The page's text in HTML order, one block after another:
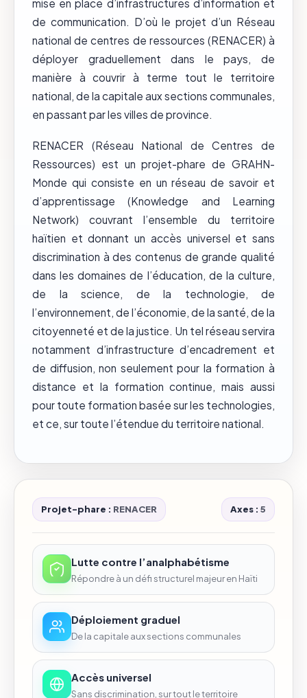
mise en place d’infrastructures d’information et
de communication. D’où le projet d’un Réseau
national de centres de ressources (RENACER) à
déployer graduellement dans le pays, de
manière à couvrir à terme tout le territoire
national, de la capitale aux sections communales,
en passant par les villes de province.
RENACER (Réseau National de Centres de
Ressources) est un projet-phare de GRAHN-
Monde qui consiste en un réseau de savoir et
d’apprentissage (Knowledge and Learning
Network) couvrant l’ensemble du territoire
haïtien et donnant un accès universel et sans
discrimination à des contenus de grande qualité
dans les domaines de l’éducation, de la culture,
de la science, de la technologie, de
l’environnement, de l’économie, de la santé, de la
citoyenneté et de la justice. Un tel réseau servira
notamment d’infrastructure d’encadrement et
de diffusion, non seulement pour la formation à
distance et la formation continue, mais aussi
pour toute formation basée sur les technologies,
et ce, sur toute l’étendue du territoire national.
Projet-phare : RENACER Axes : 5
Lutte contre l’analphabétisme
Répondre à un défi structurel majeur en Haïti
Déploiement graduel
De la capitale aux sections communales
Accès universel
Sans discrimination, sur tout le territoire